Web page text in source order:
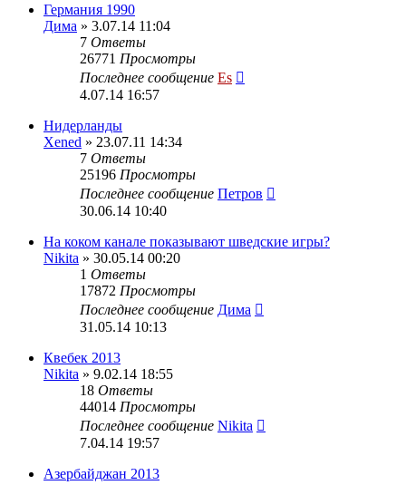
Германия 1990
Дима » 3.07.14 11:04
7 Ответы
26771 Просмотры
Последнее сообщение Es
4.07.14 16:57
Нидерланды
Xened » 23.07.11 14:34
7 Ответы
25196 Просмотры
Последнее сообщение Петров
30.06.14 10:40
На коком канале показывают шведские игры?
Nikita » 30.05.14 00:20
1 Ответы
17872 Просмотры
Последнее сообщение Дима
31.05.14 10:13
Квебек 2013
Nikita » 9.02.14 18:55
18 Ответы
44014 Просмотры
Последнее сообщение Nikita
7.04.14 19:57
Азербайджан 2013